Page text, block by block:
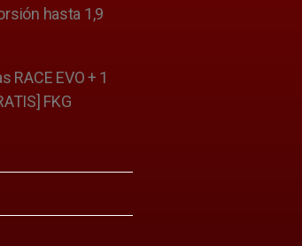
hasta 1,9
RACE EVO + 1
FKG